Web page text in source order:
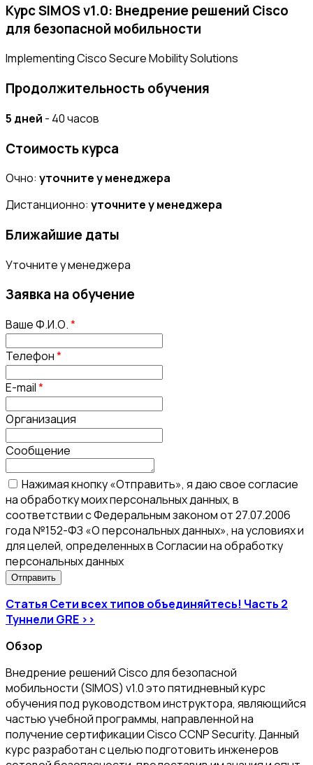
Курс SIMOS v1.0: Внедрение решений Cisco
для безопасной мобильности
Implementing Cisco Secure Mobility Solutions
Продолжительность обучения
5 дней - 40 часов
Стоимость курса
Очно: уточните у менеджера
Дистанционно: уточните у менеджера
Ближайшие даты
Уточните у менеджера
Заявка на обучение
Ваше Ф.И.О.*
Телефон*
E-mail*
Организация
Сообщение
Нажимая кнопку «Отправить», я даю свое согласие
на обработку моих персональных данных, в
соответствии с Федеральным законом от 27.07.2006
года №152-ФЗ «О персональных данных», на условиях и
для целей, определенных в Согласии на обработку
персональных данных
Статья Сети всех типов объединяйтесь! Часть 2
Туннели GRE >>
Обзор
Внедрение решений Cisco для безопасной
мобильности (SIMOS) v1.0 это пятидневный курс
обучения под руководством инструктора, являющийся
частью учебной программы, направленной на
получение сертификации Cisco CCNP Security. Данный
курс разработан с целью подготовить инженеров